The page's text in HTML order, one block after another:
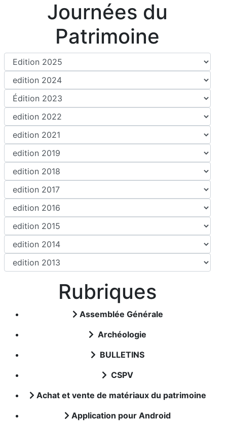
Journées du
Patrimoine
Rubriques
Assemblée Générale
Archéologie
BULLETINS
CSPV
Achat et vente de matériaux du patrimoine
Application pour Android